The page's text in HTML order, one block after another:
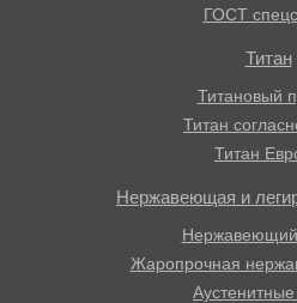
ГОСТ
Титан
Титановый
Титан
Титан
Нержавеющая и
Нержавеющий
Жаропрочная
Аустенитные